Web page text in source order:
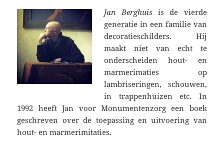
Jan Berghuis is de vierde
generatie in een familie van
decoratieschilders. Hij
maakt niet van echt te
onderscheiden hout- en
marmerimaties op
lambriseringen, schouwen,
in trappenhuizen etc. In
1992 heeft Jan voor Monumentenzorg een boek
geschreven over de toepassing en uitvoering van
hout- en marmerimitaties.